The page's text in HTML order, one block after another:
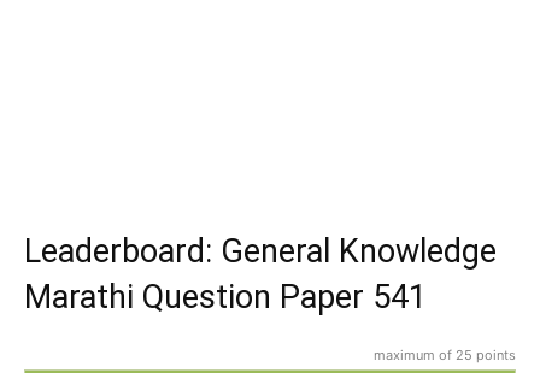
Leaderboard: General Knowledge
Marathi Question Paper 541
maximum of 25 points